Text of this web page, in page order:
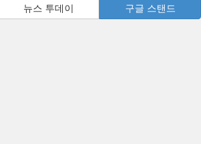
뉴스 투데이 구글 스탠드